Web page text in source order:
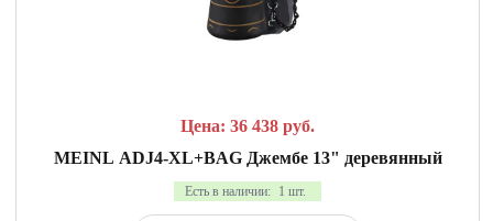
Цена: 36 438 руб.
MEINL ADJ4-XL+BAG Джембе 13" деревянный
Есть в наличии: 1 шт.